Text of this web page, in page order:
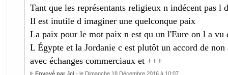
Tant que les représentants religieux n indécent pas l
Il est inutile d imaginer une quelconque paix
La paix pour le mot paix n est qu un l'Eure on l a vu
L Égypte et la Jordanie c est plutôt un accord de non
avec échanges commerciaux et +++
Envoyé par Jcl- le Dimanche 18 Décembre 2016 à 10:07